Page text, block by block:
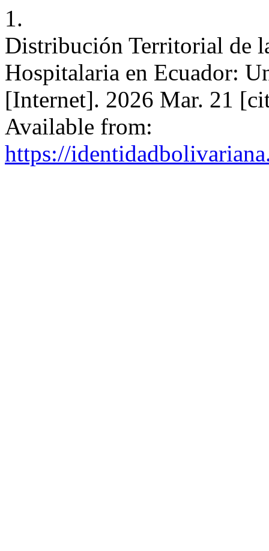
1.
Distribución Territorial de
Hospitalaria en Ecuador:
[Internet]. 2026 Mar. 21
Available from:
https://